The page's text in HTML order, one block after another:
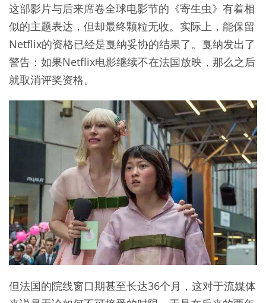
这部影片与后来席卷全球电影节的《寄生虫》有着相
似的主题表达，但却最终颗粒无收。实际上，能保留
Netflix的资格已经是戛纳妥协的结果了。戛纳发出了
警告：如果Netflix电影继续不在法国放映，那么之后
就取消评奖资格。
但法国的院线窗口期甚至长达36个月，这对于流媒体